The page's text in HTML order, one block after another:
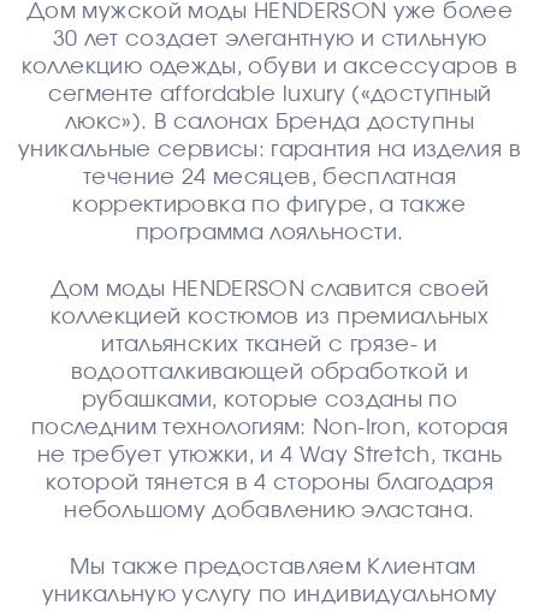
Дом мужской моды HENDERSON уже более
30 лет создает элегантную и стильную
коллекцию одежды, обуви и аксессуаров в
сегменте affordable luxury («доступный
люкс»). В салонах Бренда доступны
уникальные сервисы: гарантия на изделия в
течение 24 месяцев, бесплатная
корректировка по фигуре, а также
программа лояльности.
Дом моды HENDERSON славится своей
коллекцией костюмов из премиальных
итальянских тканей с грязе- и
водоотталкивающей обработкой и
рубашками, которые созданы по
последним технологиям: Non-Iron, которая
не требует утюжки, и 4 Way Stretch, ткань
которой тянется в 4 стороны благодаря
небольшому добавлению эластана.
Мы также предоставляем Клиентам
уникальную услугу по индивидуальному